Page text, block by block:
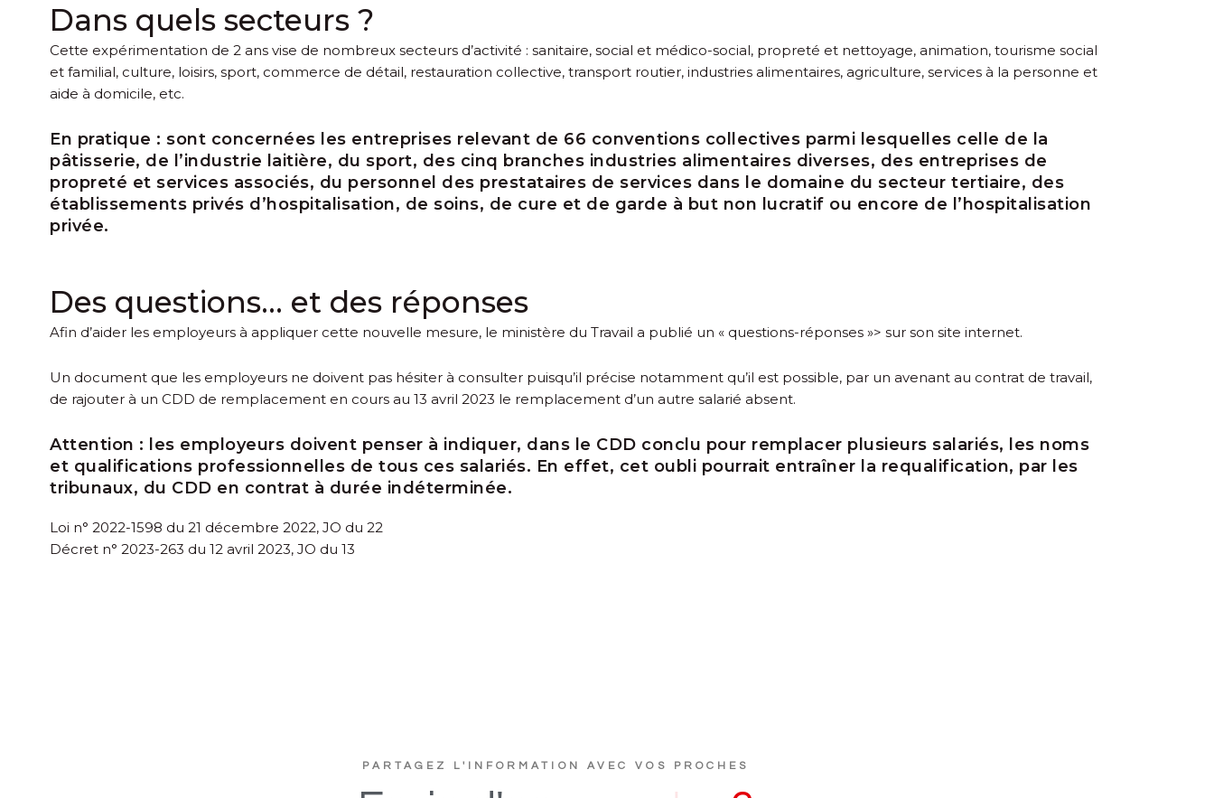
Dans quels secteurs ?
Cette expérimentation de 2 ans vise de nombreux secteurs d’activité : sanitaire, social et médico-social, propreté et nettoyage, animation, tourisme social
et familial, culture, loisirs, sport, commerce de détail, restauration collective, transport routier, industries alimentaires, agriculture, services à la personne et
aide à domicile, etc.
En pratique : sont concernées les entreprises relevant de 66 conventions collectives parmi lesquelles celle de la
pâtisserie, de l’industrie laitière, du sport, des cinq branches industries alimentaires diverses, des entreprises de
propreté et services associés, du personnel des prestataires de services dans le domaine du secteur tertiaire, des
établissements privés d’hospitalisation, de soins, de cure et de garde à but non lucratif ou encore de l’hospitalisation
privée.
Des questions… et des réponses
Afin d’aider les employeurs à appliquer cette nouvelle mesure, le ministère du Travail a publié un « questions-réponses »> sur son site internet.
Un document que les employeurs ne doivent pas hésiter à consulter puisqu’il précise notamment qu’il est possible, par un avenant au contrat de travail,
de rajouter à un CDD de remplacement en cours au 13 avril 2023 le remplacement d’un autre salarié absent.
Attention : les employeurs doivent penser à indiquer, dans le CDD conclu pour remplacer plusieurs salariés, les noms
et qualifications professionnelles de tous ces salariés. En effet, cet oubli pourrait entraîner la requalification, par les
tribunaux, du CDD en contrat à durée indéterminée.
Loi n° 2022-1598 du 21 décembre 2022, JO du 22
Décret n° 2023-263 du 12 avril 2023, JO du 13
PARTAGEZ L'INFORMATION AVEC VOS PROCHES